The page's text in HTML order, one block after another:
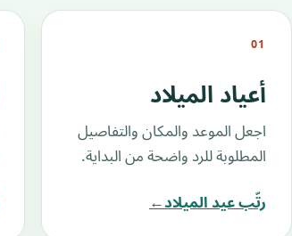
01
أعياد الميلاد
اجعل الموعد والمكان والتفاصيل
المطلوبة للرد واضحة من البداية.
رتّب عيد الميلاد←